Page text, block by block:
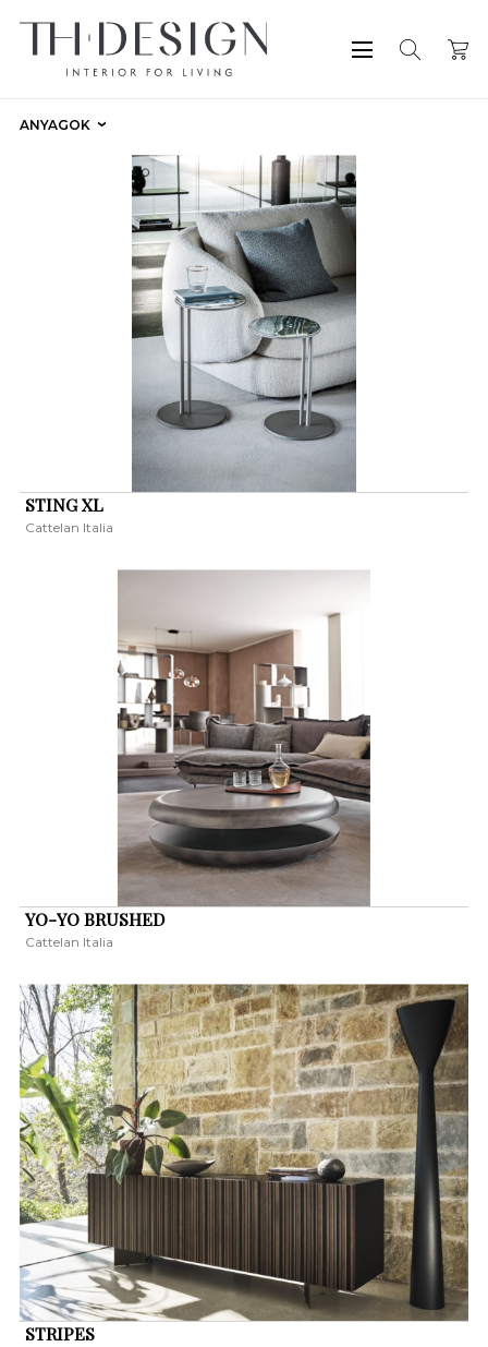
ANYAGOK
STING XL
Cattelan Italia
YO-YO BRUSHED
Cattelan Italia
STRIPES